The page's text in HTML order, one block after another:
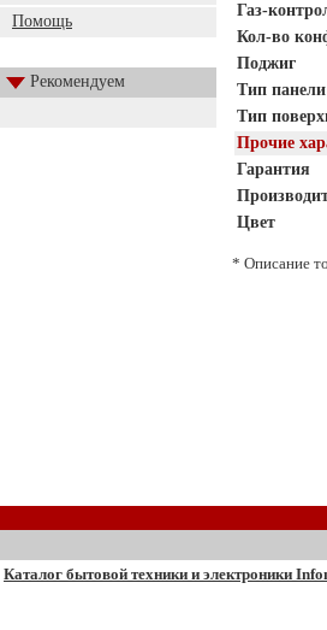
Помощь
Рекомендуем
Газ-
Кол-во
Поджиг
Тип панели
Тип
Прочие
Гарантия
Цвет
* Описание
Каталог бытовой техники и электроники